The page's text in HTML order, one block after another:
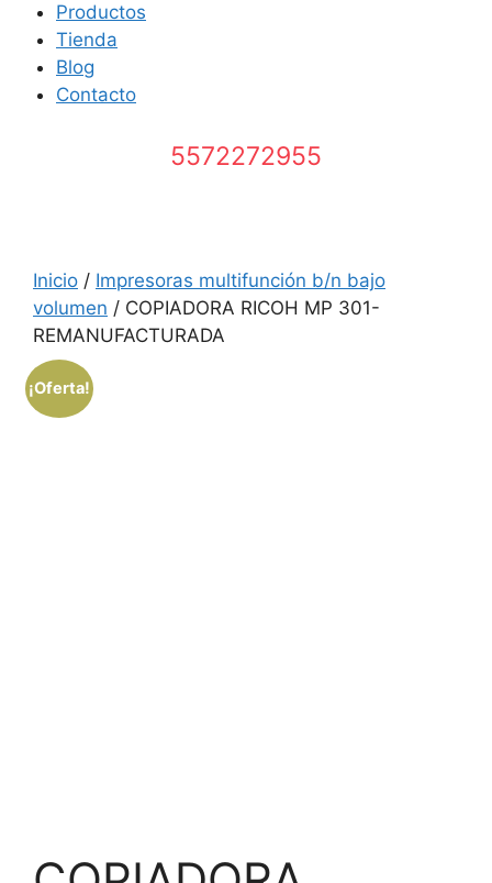
Productos
Tienda
Blog
Contacto
5572272955
Inicio / Impresoras multifunción b/n bajo
volumen / COPIADORA RICOH MP 301-
REMANUFACTURADA
¡Oferta!